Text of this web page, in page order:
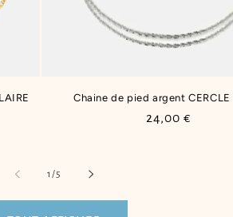
Chaine de pied argent
Prix
24,00 €
1 /de5